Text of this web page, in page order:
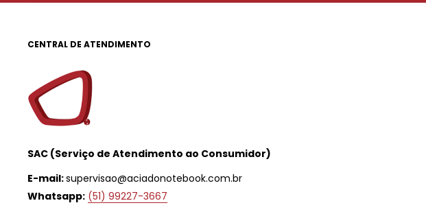
CENTRAL DE ATENDIMENTO
SAC (Serviço de Atendimento ao Consumidor)
E-mail:supervisao@aciadonotebook.com.br
Whatsapp: (51) 99227-3667